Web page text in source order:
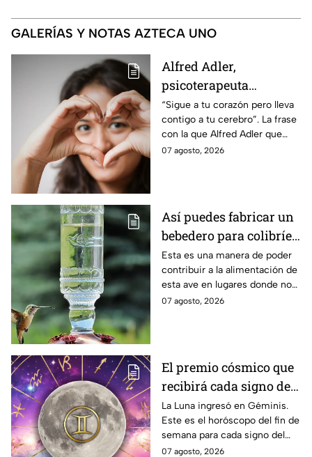
GALERÍAS Y NOTAS AZTECA UNO
Alfred Adler,
psicoterapeuta
austríaco: “Sigue a tu
corazón pero lleva
contigo a tu cerebro”
“Sigue a tu corazón pero lleva
contigo a tu cerebro”. La frase
con la que Alfred Adler que
invita a reflexionar al tomar
07 agosto, 2026
Así puedes fabricar un
bebedero para colibríes
con una botella de
plástico
Esta es una manera de poder
contribuir a la alimentación de
esta ave en lugares donde no
hay flores naturales.
07 agosto, 2026
El premio cósmico que
recibirá cada signo del
7 al 9 de agosto gracias
a la influencia de la
Luna en Géminis
La Luna ingresó en Géminis.
Este es el horóscopo del fin de
semana para cada signo del
zodiaco.
07 agosto, 2026